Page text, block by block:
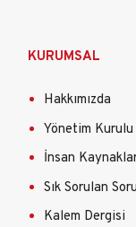
KURUMSAL
Hakkımızda
Yönetim Kurulu
İnsan
Sık Sorulan
Kalem Dergisi